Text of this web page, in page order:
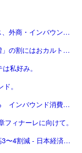
「大手百貨店／9月4社そろって前年プラス、外商・インバウンド好調 | 流通ニュース」
「エルメス、日本市場での売上高が16％増」の割にはおカルト系（笑）は減った気がする。
私好み。
。
「国内百貨店4社の7月売り上げ前年下回る インバウンド消費減で | ロイター」
ィナーレに向けて。
「百貨店4社、6月は全社減収 免税売上高3〜4割減 - 日本経済新聞」